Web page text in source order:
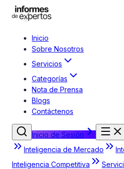
Inicio
Sobre Nosotros
Servicios
Categorías
Nota de Prensa
Blogs
Contáctenos
Inicio de Sesión
Inteligencia de Mercado
Inteligencia Competitiva